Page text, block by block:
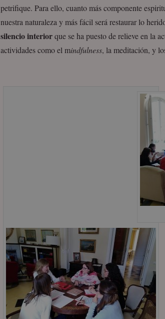
petrifique. Para ello, cuanto más componente
nuestra naturaleza y más fácil será restaurar lo
silencio interiorque se ha puesto de relieve en la
actividades como el mindfulness, la meditación, y